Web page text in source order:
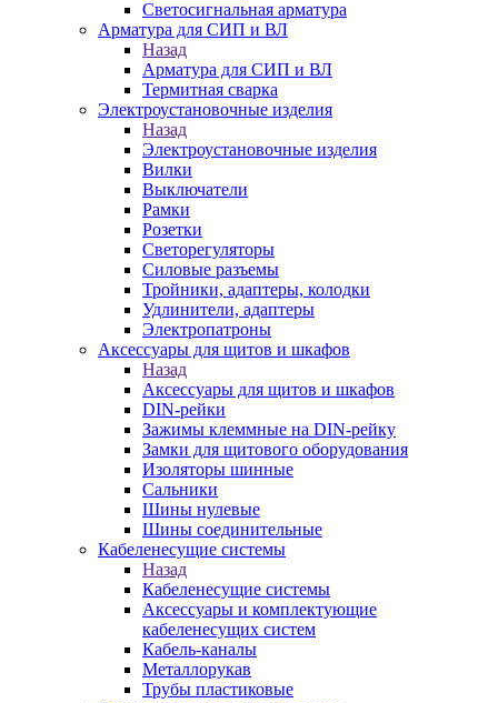
Светосигнальная арматура
Арматура для СИП и ВЛ
Назад
Арматура для СИП и ВЛ
Термитная сварка
Электроустановочные изделия
Назад
Электроустановочные изделия
Вилки
Выключатели
Рамки
Розетки
Светорегуляторы
Силовые разъемы
Тройники, адаптеры, колодки
Удлинители, адаптеры
Электропатроны
Аксессуары для щитов и шкафов
Назад
Аксессуары для щитов и шкафов
DIN-рейки
Зажимы клеммные на DIN-рейку
Замки для щитового оборудования
Изоляторы шинные
Сальники
Шины нулевые
Шины соединительные
Кабеленесущие системы
Назад
Кабеленесущие системы
Аксессуары и комплектующие
кабеленесущих систем
Кабель-каналы
Металлорукав
Трубы пластиковые